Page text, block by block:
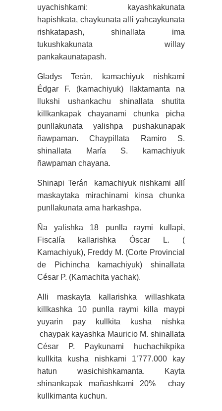
uyachishkami: kayashkakunata
hapishkata, chaykunata allí yahcaykunata
rishkatapash, shinallata ima
tukushkakunata willay
pankakaunatapash.
Gladys Terán, kamachiyuk nishkami
Édgar F. (kamachiyuk) llaktamanta na
llukshi ushankachu shinallata shutita
killkankapak chayanami chunka picha
punllakunata yalishpa pushakunapak
ñawpaman. Chaypillata Ramiro S.
shinallata María S. kamachiyuk
ñawpaman chayana.
Shinapi Terán kamachiyuk nishkami allí
maskaytaka mirachinami kinsa chunka
punllakunata ama harkashpa.
Ña yalishka 18 punlla raymi kullapi,
Fiscalía kallarishka Óscar L. (
Kamachiyuk), Freddy M. (Corte Provincial
de Pichincha kamachiyuk) shinallata
César P. (Kamachita yachak).
Alli maskayta kallarishka willashkata
killkashka 10 punlla raymi killa maypi
yuyarin pay kullkita kusha nishka
chaypak kayashka Mauricio M. shinallata
César P. Paykunami huchachikpika
kullkita kusha nishkami 1’777.000 kay
hatun wasichishkamanta. Kayta
shinankapak mañashkami 20% chay
kullkimanta kuchun.